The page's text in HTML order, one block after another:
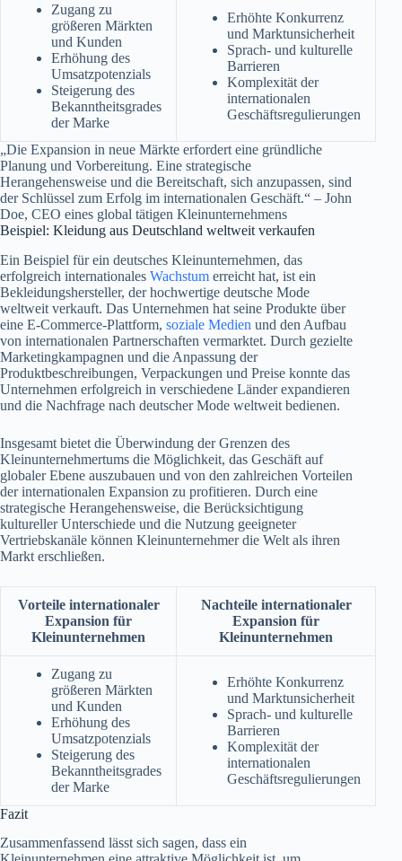
Zugang zu
größeren Märkten
und Kunden
Erhöhung des
Umsatzpotenzials
Steigerung des
Bekanntheitsgrades
der Marke
Erhöhte Konkurrenz
und Marktunsicherheit
Sprach- und kulturelle
Barrieren
Komplexität der
internationalen
Geschäftsregulierungen
„Die Expansion in neue Märkte erfordert eine gründliche
Planung und Vorbereitung. Eine strategische
Herangehensweise und die Bereitschaft, sich anzupassen, sind
der Schlüssel zum Erfolg im internationalen Geschäft.“ – John
Doe, CEO eines global tätigen Kleinunternehmens
Beispiel: Kleidung aus Deutschland weltweit verkaufen
Ein Beispiel für ein deutsches Kleinunternehmen, das
erfolgreich internationales Wachstum erreicht hat, ist ein
Bekleidungshersteller, der hochwertige deutsche Mode
weltweit verkauft. Das Unternehmen hat seine Produkte über
eine E-Commerce-Plattform, soziale Medien und den Aufbau
von internationalen Partnerschaften vermarktet. Durch gezielte
Marketingkampagnen und die Anpassung der
Produktbeschreibungen, Verpackungen und Preise konnte das
Unternehmen erfolgreich in verschiedene Länder expandieren
und die Nachfrage nach deutscher Mode weltweit bedienen.
Insgesamt bietet die Überwindung der Grenzen des
Kleinunternehmertums die Möglichkeit, das Geschäft auf
globaler Ebene auszubauen und von den zahlreichen Vorteilen
der internationalen Expansion zu profitieren. Durch eine
strategische Herangehensweise, die Berücksichtigung
kultureller Unterschiede und die Nutzung geeigneter
Vertriebskanäle können Kleinunternehmer die Welt als ihren
Markt erschließen.
Vorteile internationaler
Expansion für
Kleinunternehmen
Nachteile internationaler
Expansion für
Kleinunternehmen
Zugang zu
größeren Märkten
und Kunden
Erhöhung des
Umsatzpotenzials
Steigerung des
Bekanntheitsgrades
der Marke
Erhöhte Konkurrenz
und Marktunsicherheit
Sprach- und kulturelle
Barrieren
Komplexität der
internationalen
Geschäftsregulierungen
Fazit
Zusammenfassend lässt sich sagen, dass ein